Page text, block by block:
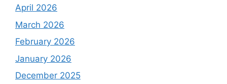
April 2026
March 2026
February 2026
January 2026
December 2025